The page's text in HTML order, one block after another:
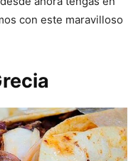
con este maravilloso